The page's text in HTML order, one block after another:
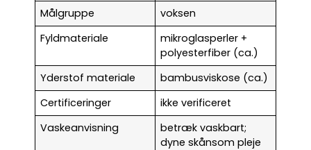
Målgruppe
voksen
Fyldmateriale
mikroglasperler +
polyesterfiber (ca.)
Yderstof materiale
bambusviskose (ca.)
Certificeringer
ikke verificeret
Vaskeanvisning
betræk vaskbart;
dyne skånsom pleje